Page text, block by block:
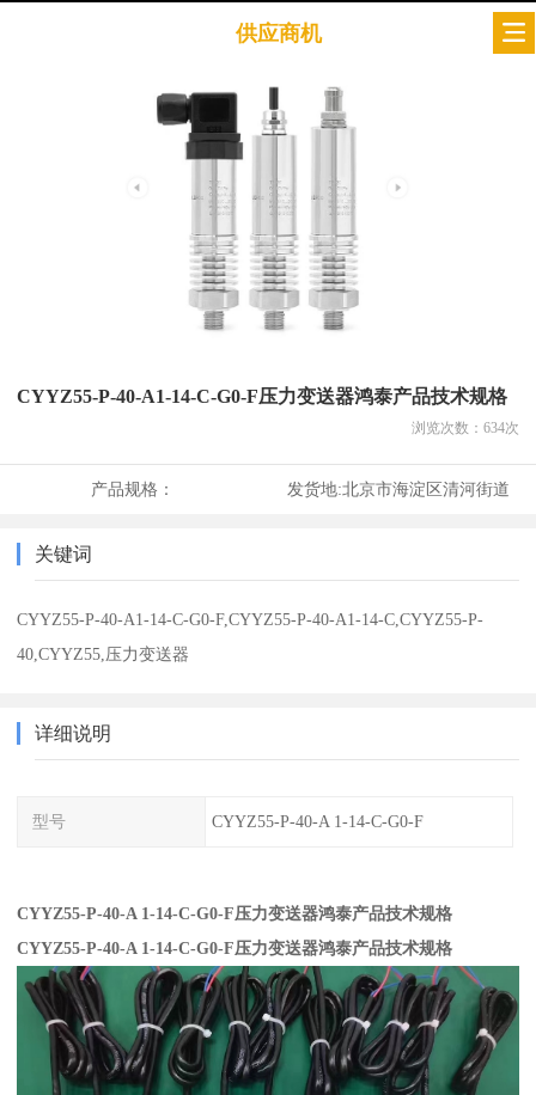
供应商机
CYYZ55-P-40-A1-14-C-G0-F压力变送器鸿泰产品技术规格
浏览次数： 634次
产品规格： 发货地:北京市海淀区清河街道
关键词
CYYZ55-P-40-A1-14-C-G0-F,CYYZ55-P-40-A1-14-C,CYYZ55-P-
40,CYYZ55,压力变送器
详细说明
型号 CYYZ55-P-40-A 1-14-C-G0-F
CYYZ55-P-40-A 1-14-C-G0-F压力变送器鸿泰产品技术规格
CYYZ55-P-40-A 1-14-C-G0-F压力变送器鸿泰产品技术规格